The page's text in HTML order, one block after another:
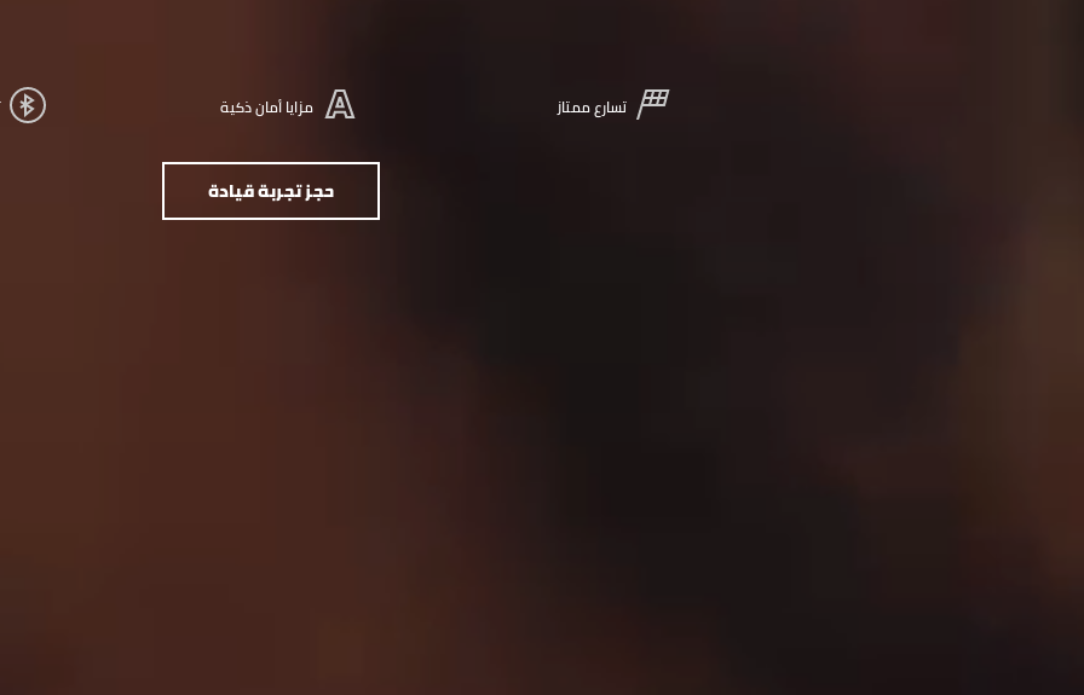
تسارع ممتاز مزايا أمان ذكية
حجز تجربة قيادة